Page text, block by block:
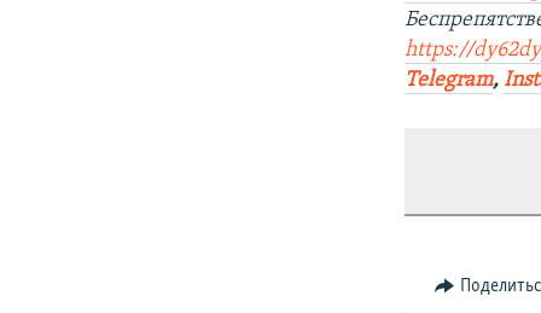
https://
Telegram,